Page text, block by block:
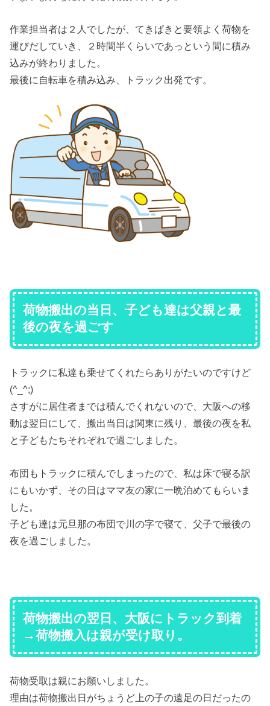
作業担当者は２人でしたが、てきぱきと要領よく荷物を
運びだしていき、２時間半くらいであっという間に積み
込みが終わりました。
最後に自転車を積み込み、トラック出発です。
荷物搬出の当日、子ども達は父親と最
後の夜を過ごす
トラックに私達も乗せてくれたらありがたいのですけど
(^_^;)
さすがに居住者までは積んでくれないので、大阪への移
動は翌日にして、搬出当日は関東に残り、最後の夜を私
と子どもたちそれぞれで過ごしました。
布団もトラックに積んでしまったので、私は床で寝る訳
にもいかず、その日はママ友の家に一晩泊めてもらいま
した。
子ども達は元旦那の布団で川の字で寝て、父子で最後の
夜を過ごしました。
荷物搬出の翌日、大阪にトラック到着
→荷物搬入は親が受け取り。
荷物受取は親にお願いしました。
理由は荷物搬出日がちょうど上の子の遠足の日だったの